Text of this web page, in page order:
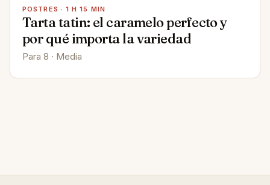
POSTRES · 1 H 15 MIN
Tarta tatin: el caramelo perfecto y
por qué importa la variedad
Para 8 · Media